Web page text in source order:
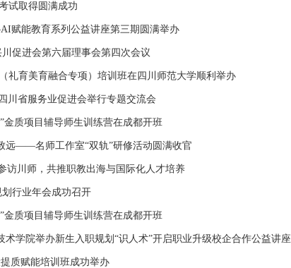
试取得圆满成功
赋能教育系列公益讲座第三期圆满举办
促进会第六届理事会第四次会议
礼育美育融合专项）培训班在四川师范大学顺利举办
川省服务业促进会举行专题交流会
金质项目辅导师生训练营在成都开班
远——名师工作室“双轨”研修活动圆满收官
访川师，共推职教出海与国际化人才培养
行业年会成功召开
金质项目辅导师生训练营在成都开班
学院举办新生入职规划“识人术”开启职业升级校企合作公益讲座
质赋能培训班成功举办